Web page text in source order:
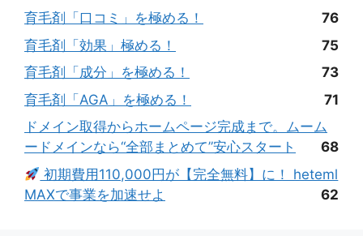
育毛剤「口コミ」を極める！
76
育毛剤「効果」極める！
75
育毛剤「成分」を極める！
73
育毛剤「AGA」を極める！
71
ドメイン取得からホームページ完成まで。ムーム
ードメインなら“全部まとめて”安心スタート
68
初期費用110,000円が【完全無料】に！ heteml
MAXで事業を加速せよ
62